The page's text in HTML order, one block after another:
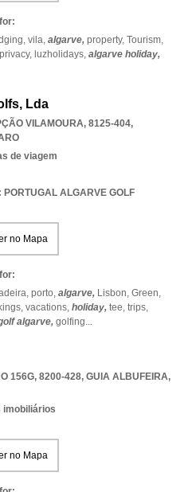
vila, algarve, property, Tourism,
privacy, luzholidays, algarve holiday,
Lda
VILAMOURA, 8125-404,
de viagem
ALGARVE GOLF
no Mapa
porto, algarve, Lisbon, Green,
vacations, holiday, tee, trips,
algarve, golfing...
156G, 8200-428, GUIA ALBUFEIRA,
imobiliários
no Mapa